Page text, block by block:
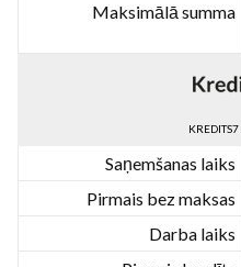
Maksimālā summa
Saņemšanas laiks
Pirmais bez maksas
Darba laiks